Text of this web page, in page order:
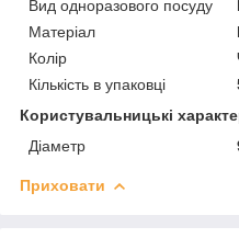
Вид одноразового посуду
Матеріал
Колір
Кількість в упаковці
Користувальницькі
Діаметр
Приховати